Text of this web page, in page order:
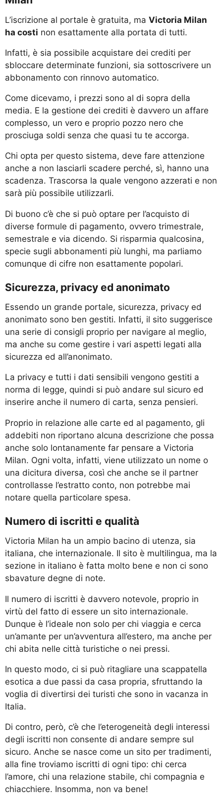
L’iscrizione al portale è gratuita, ma Victoria Milan
ha costi non esattamente alla portata di tutti.
Infatti, è sia possibile acquistare dei crediti per
sbloccare determinate funzioni, sia sottoscrivere un
abbonamento con rinnovo automatico.
Come dicevamo, i prezzi sono al di sopra della
media. E la gestione dei crediti è davvero un affare
complesso, un vero e proprio pozzo nero che
prosciuga soldi senza che quasi tu te accorga.
Chi opta per questo sistema, deve fare attenzione
anche a non lasciarli scadere perché, sì, hanno una
scadenza. Trascorsa la quale vengono azzerati e non
sarà più possibile utilizzarli.
Di buono c’è che si può optare per l’acquisto di
diverse formule di pagamento, ovvero trimestrale,
semestrale e via dicendo. Si risparmia qualcosina,
specie sugli abbonamenti più lunghi, ma parliamo
comunque di cifre non esattamente popolari.
Sicurezza, privacy ed anonimato
Essendo un grande portale, sicurezza, privacy ed
anonimato sono ben gestiti. Infatti, il sito suggerisce
una serie di consigli proprio per navigare al meglio,
ma anche su come gestire i vari aspetti legati alla
sicurezza ed all’anonimato.
La privacy e tutti i dati sensibili vengono gestiti a
norma di legge, quindi si può andare sul sicuro ed
inserire anche il numero di carta, senza pensieri.
Proprio in relazione alle carte ed al pagamento, gli
addebiti non riportano alcuna descrizione che possa
anche solo lontanamente far pensare a Victoria
Milan. Ogni volta, infatti, viene utilizzato un nome o
una dicitura diversa, così che anche se il partner
controllasse l’estratto conto, non potrebbe mai
notare quella particolare spesa.
Numero di iscritti e qualità
Victoria Milan ha un ampio bacino di utenza, sia
italiana, che internazionale. Il sito è multilingua, ma la
sezione in italiano è fatta molto bene e non ci sono
sbavature degne di note.
Il numero di iscritti è davvero notevole, proprio in
virtù del fatto di essere un sito internazionale.
Dunque è l’ideale non solo per chi viaggia e cerca
un’amante per un’avventura all’estero, ma anche per
chi abita nelle città turistiche o nei pressi.
In questo modo, ci si può ritagliare una scappatella
esotica a due passi da casa propria, sfruttando la
voglia di divertirsi dei turisti che sono in vacanza in
Italia.
Di contro, però, c’è che l’eterogeneità degli interessi
degli iscritti non consente di andare sempre sul
sicuro. Anche se nasce come un sito per tradimenti,
alla fine troviamo iscritti di ogni tipo: chi cerca
l’amore, chi una relazione stabile, chi compagnia e
chiacchiere. Insomma, non va bene!